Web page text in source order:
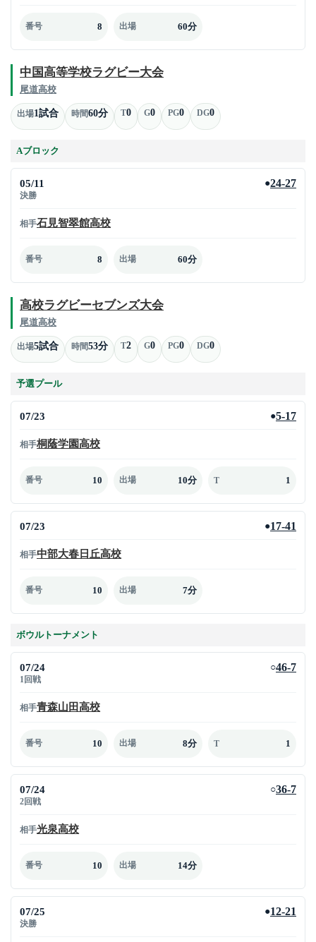
番号 8 出場 60分
中国高等学校ラグビー大会
尾道高校
出場1試合 時間60分 T0 G0 PG0 DG0
Aブロック
05/11
決勝
●24-27
相手石見智翠館高校
番号 8 出場 60分
高校ラグビーセブンズ大会
尾道高校
出場5試合 時間53分 T2 G0 PG0 DG0
予選プール
07/23 ●5-17
相手桐蔭学園高校
番号 10 出場 10分 T 1
07/23 ●17-41
相手中部大春日丘高校
番号 10 出場 7分
ボウルトーナメント
07/24
1回戦
○46-7
相手青森山田高校
番号 10 出場 8分 T 1
07/24
2回戦
○36-7
相手光泉高校
番号 10 出場 14分
07/25
決勝
●12-21